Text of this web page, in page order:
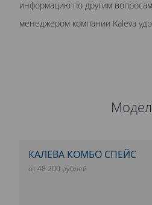
информацию по другим
менеджером компании Kaleva
КАЛЕВА КОМБО СПЕЙС
от 48 200 рублей